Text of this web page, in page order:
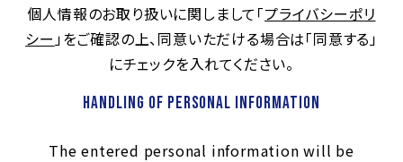
個人情報のお取り扱いに関しまして「プライバシーポリ
シー 」をご確認の上、同意いただける場合は「同意する」
にチェックを入れてください。
Handling of Personal Information
The entered personal information will be